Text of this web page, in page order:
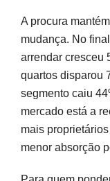
A procura
mudança. No
arrendar cresceu
quartos disparou
segmento caiu
mercado está a
mais
menor absorção